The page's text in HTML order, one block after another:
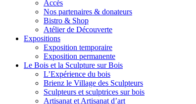
Accès
Nos partenaires & donateurs
Bistro & Shop
Atélier de Découverte
Expositions
Exposition temporaire
Exposition permanente
Le Bois et la Sculpture sur Bois
L’Expérience du bois
Brienz le Village des Sculpteurs
Sculpteurs et sculptrices sur bois
Artisanat et Artisanat d’art